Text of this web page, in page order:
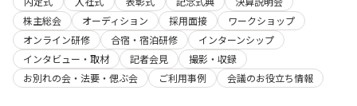
株主総会
オーディション 採用面接
ワークショップ
オンライン研修
合宿・宿泊研修
インターンシップ
インタビュー・取材
記者会見
撮影・収録
お別れの会・法要・偲ぶ会
ご利用事例 会議のお役立ち情報